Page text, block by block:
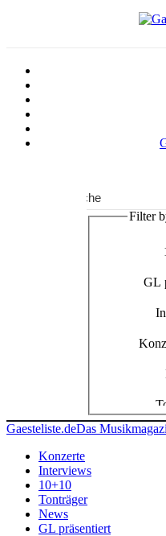
Suche
Filter
GL
Gaesteliste.deDas
Konzerte
Interviews
10+10
Tonträger
News
GL präsentiert